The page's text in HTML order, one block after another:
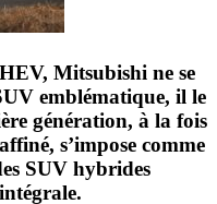
Mitsubishi ne se
emblématique, il le
génération, à la fois
s’impose comme
SUV hybrides